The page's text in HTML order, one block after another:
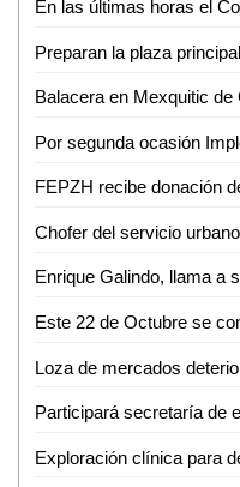
Preparan la plaza
Balacera en Mexquitic
Exploración clínica para